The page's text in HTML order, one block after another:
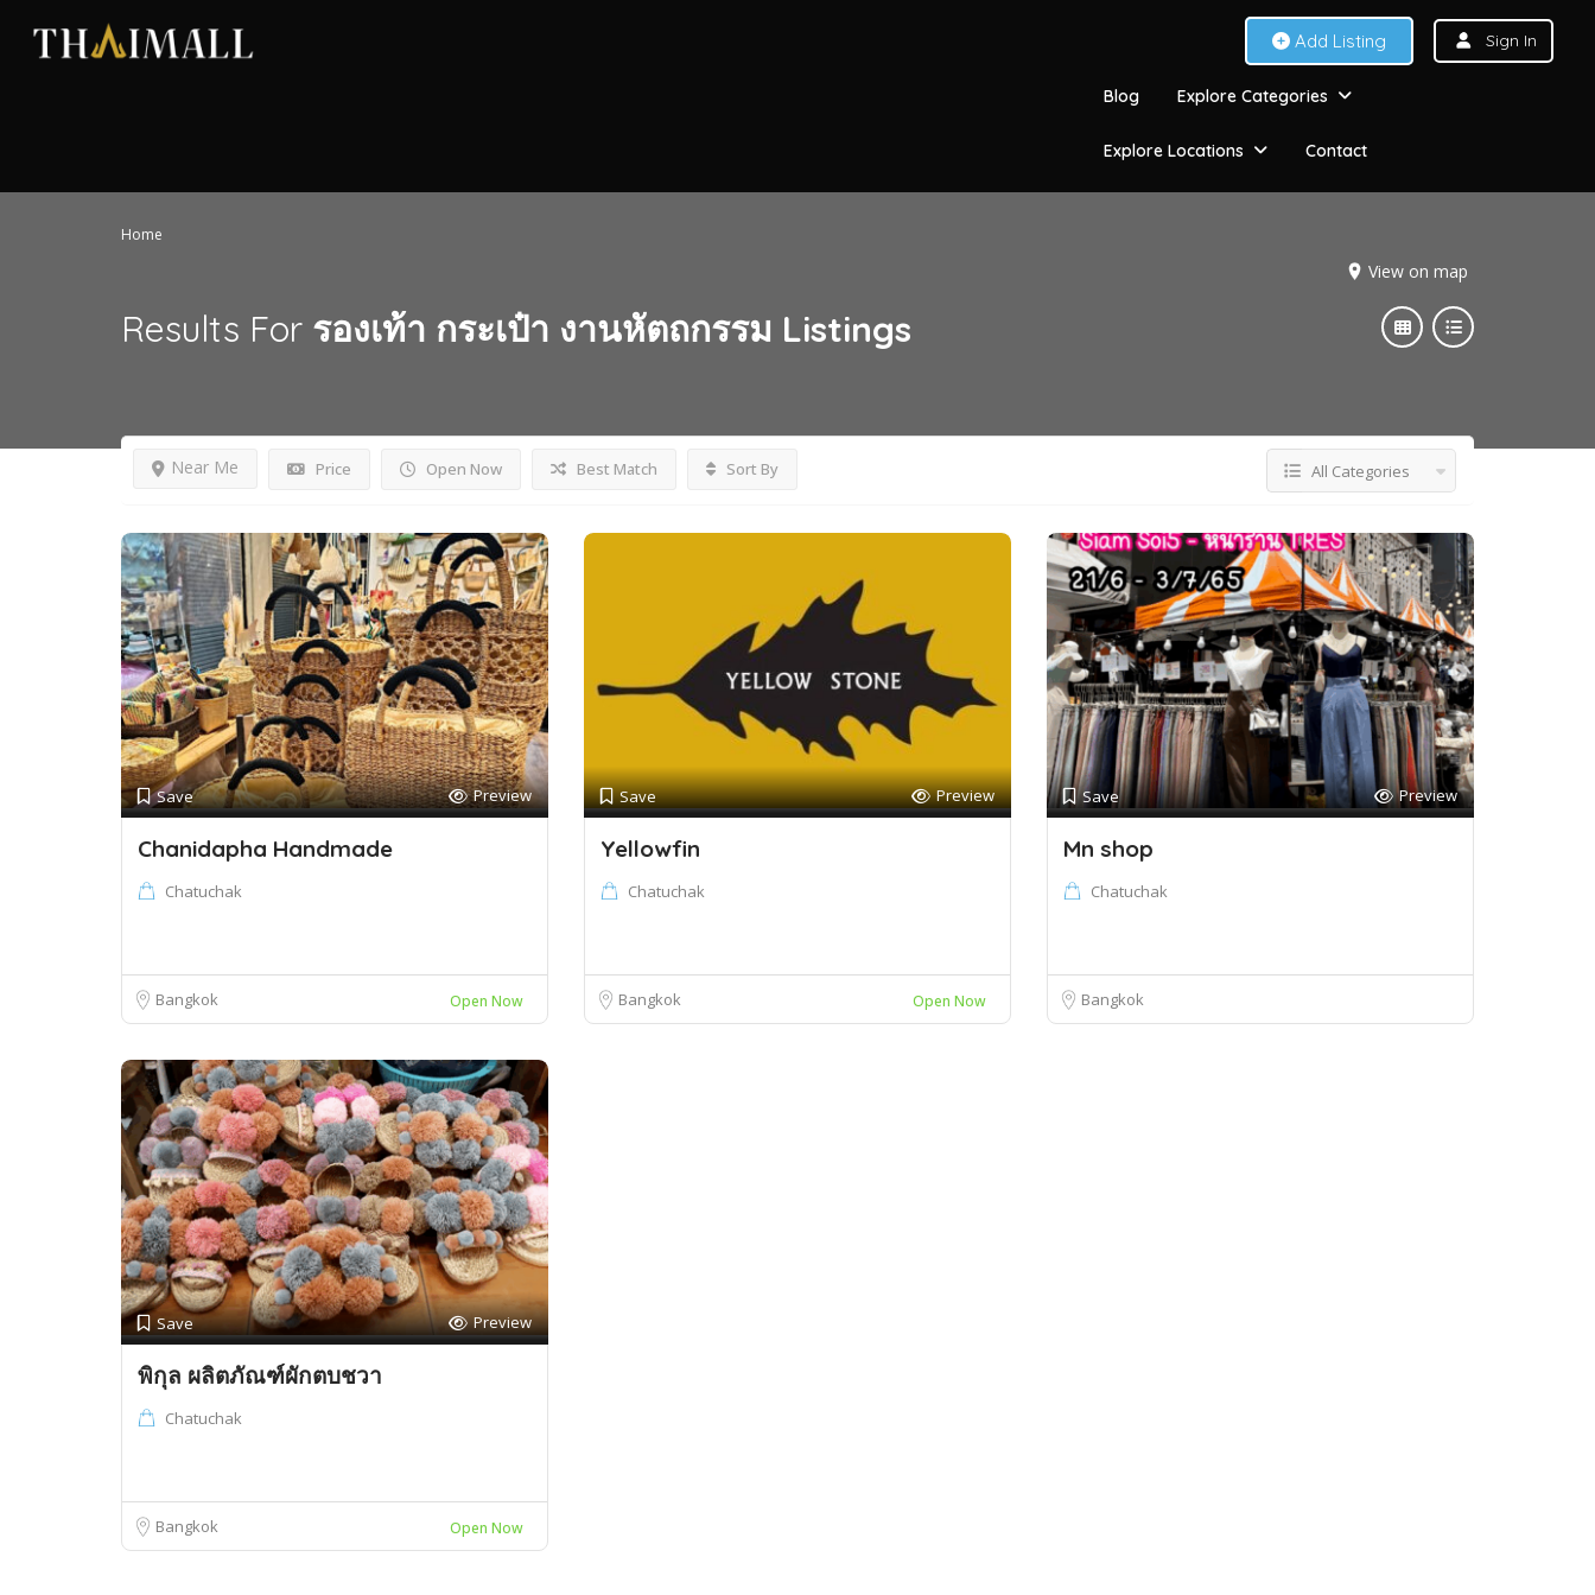
Add Listing Sign In
Blog Explore Categories
Explore Locations Contact
Home
View on map
Results For รองเท้า กระเป๋า งานหัตถกรรม Listings
Price Open Now
Near Me Best Match Sort By All Categories
Save Preview
Chanidapha Handmade
Chatuchak
Bangkok Open Now
Save Preview
Yellowfin
Chatuchak
Bangkok Open Now
Save Preview
Mn shop
Chatuchak
Bangkok
Save Preview
พิกุล ผลิตภัณฑ์ผักตบชวา
Chatuchak
Bangkok Open Now